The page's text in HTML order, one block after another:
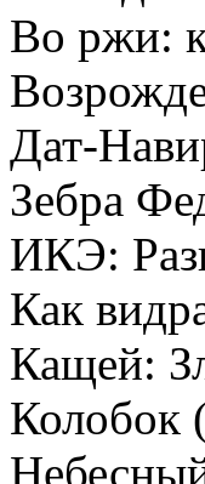
Во ржи:
Дат-
Зебра
ИКЭ:
Как
Кащей:
Колобок